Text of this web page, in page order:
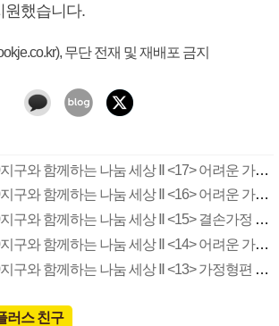
원했습니다.
무단 전재 및 재배포 금지
국제로타리 3660지구와 함께하는 나눔 세상 Ⅱ <17> 어려운 가정환경 주혁이
국제로타리 3660지구와 함께하는 나눔 세상 Ⅱ <16> 어려운 가정환경 재성이
국제로타리 3660지구와 함께하는 나눔 세상 Ⅱ <15> 결손가정 나리
국제로타리 3660지구와 함께하는 나눔 세상 Ⅱ <14> 어려운 가정환경 유나
국제로타리 3660지구와 함께하는 나눔 세상 Ⅱ <13> 가정형편 어려운 채은이
러스 친구